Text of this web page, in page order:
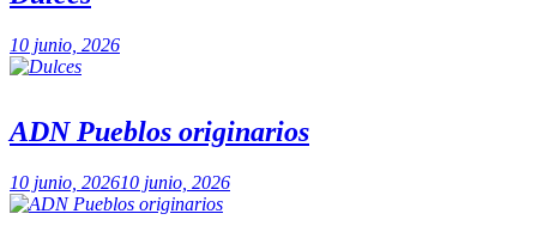
10 junio, 2026
ADN Pueblos originarios
10 junio, 202610 junio, 2026